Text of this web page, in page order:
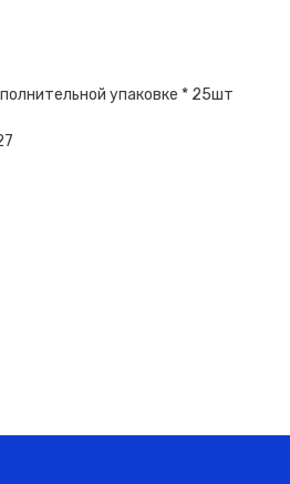
упаковке * 25шт